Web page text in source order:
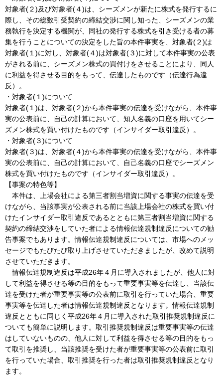
対象者(２)及び対象者(４)は、シーズメンが新たに株式を発行するに
際し、その総数引受契約の締結交渉に関し知った、シーズメンの業
務執行を決定する機関が、同社の発行する株式を引き受ける者の募
集を行うことについての決定をした旨の本件事実を、対象者(２)は
対象者(１)に対し、対象者(４)は対象者(３)に対して本件事実の公表
がされる前に、シーズメン株式の買付けをさせることにより、同人
に利益を得させる目的をもって、伝達したものです（伝達行為違
反）。
・対象者(１)について
対象者(１)は、対象者(２)から本件事実の伝達を受けながら、本件事
実の公表前に、自己の計算において、知人名義の口座を用いてシー
ズメン株式を買い付けたものです（インサイダー取引違反）。
・対象者(３)について
対象者(３)は、対象者(４)から本件事実の伝達を受けながら、本件事
実の公表前に、自己の計算において、自己名義の口座でシーズメン
株式を買い付けたものです（インサイダー取引違反）。
【事案の特色等】
本件は、上場会社による第三者割当増資に関する事実の伝達を受
けながら、当該事実が公表される前に当該上場会社の株式を買い付
けたインサイダー取引違反であるとともに第三者割当増資に関する
契約の締結交渉をしていた者による情報伝達規制違反についての勧
告事案でもあります。情報伝達規制違反については、市場へのメッ
セージでもたびたび取り上げさせていただきましたが、改めて説明
させていただきます。
情報伝達規制違反は平成26年４月に導入されましたが、他人に対
して利益を得させる等の目的をもって重要事実等を伝達し、当該伝
達を受けた者が重要事実等の公表前に取引を行っていた場合、重要
事実等を伝達した者は情報伝達規制違反となります。情報伝達規制
違反とともに同じく平成26年４月に導入された取引推奨規制違反に
ついても簡単に説明します。取引推奨規制違反は重要事実等の伝達
はしていないものの、他人に対して利益を得させる等の目的をもっ
て取引を推奨し、当該推奨を受けた者が重要事実等の公表前に取引
を行っていた場合、取引推奨を行った者は取引推奨規制違反となり
ます。